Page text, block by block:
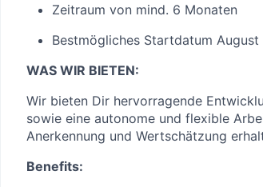
Zeitraum von mind. 6 Monaten
Bestmögliches Startdatum
WAS WIR BIETEN:
Wir bieten Dir hervorragende
sowie eine autonome und flexible
Anerkennung und Wertschätzung
Benefits: